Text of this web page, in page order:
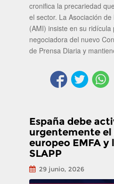
cronifica la precariedad
el sector. La Asociación
(AMI) insiste en su
negociadora del nuevo
de Prensa Diaria y
España debe
urgentemente
europeo EMFA
SLAPP
29 junio, 2026